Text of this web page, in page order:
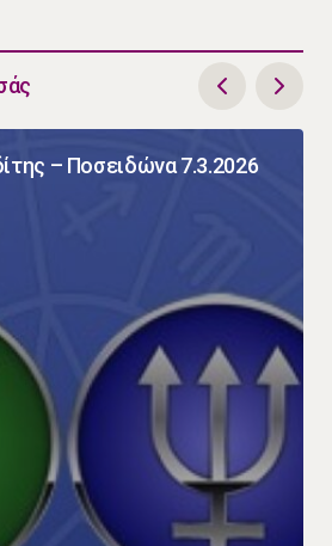
– Ποσειδώνα 7.3.2026